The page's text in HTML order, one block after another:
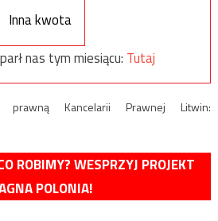
Inna kwota
nas tym miesiącu: Tutaj
prawną Kancelarii Prawnej Litwin:
ROBIMY? WESPRZYJ PROJEKT
POLONIA!